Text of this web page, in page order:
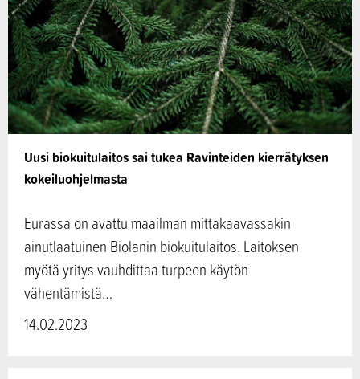
Uusi biokuitulaitos sai tukea Ravinteiden kierrätyksen
kokeiluohjelmasta
Eurassa on avattu maailman mittakaavassakin
ainutlaatuinen Biolanin biokuitulaitos. Laitoksen
myötä yritys vauhdittaa turpeen käytön
vähentämistä…
14.02.2023